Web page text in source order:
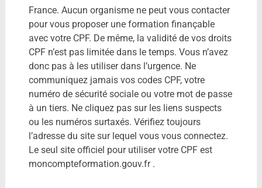
France. Aucun organisme ne peut vous contacter
pour vous proposer une formation finançable
avec votre CPF. De même, la validité de vos droits
CPF n’est pas limitée dans le temps. Vous n’avez
donc pas à les utiliser dans l’urgence. Ne
communiquez jamais vos codes CPF, votre
numéro de sécurité sociale ou votre mot de passe
à un tiers. Ne cliquez pas sur les liens suspects
ou les numéros surtaxés. Vérifiez toujours
l’adresse du site sur lequel vous vous connectez.
Le seul site officiel pour utiliser votre CPF est
moncompteformation.gouv.fr .